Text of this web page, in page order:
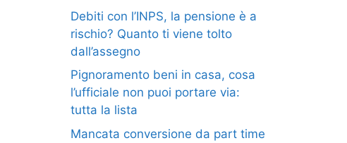
Debiti con l’INPS, la pensione è a
rischio? Quanto ti viene tolto
dall’assegno
Pignoramento beni in casa, cosa
l’ufficiale non puoi portare via:
tutta la lista
Mancata conversione da part time